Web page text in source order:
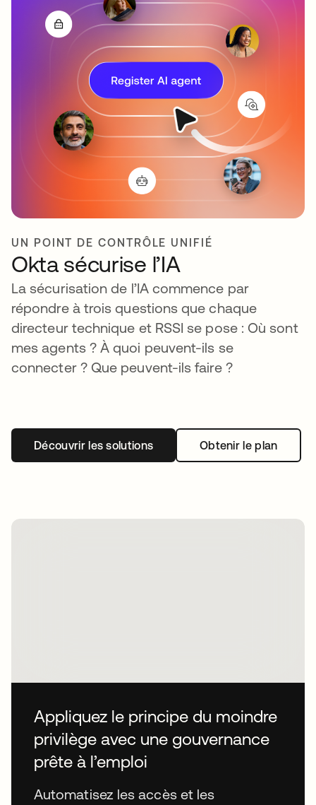
UN POINT DE CONTRÔLE UNIFIÉ
Okta sécurise l’IA
La sécurisation de l’IA commence par
répondre à trois questions que chaque
directeur technique et RSSI se pose : Où sont
mes agents ? À quoi peuvent-ils se
connecter ? Que peuvent-ils faire ?
Découvrir les solutions Obtenir le plan
Appliquez le principe du moindre
privilège avec une gouvernance
prête à l’emploi
Automatisez les accès et les